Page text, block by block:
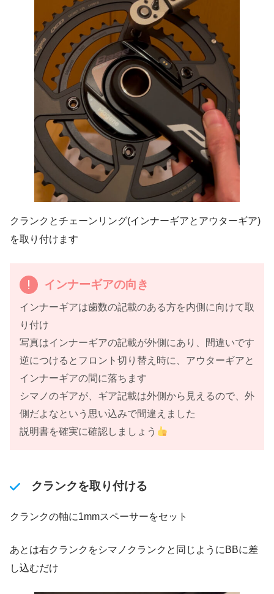
クランクとチェーンリング(インナーギアとアウターギア)
を取り付けます
インナーギアの向き
インナーギアは歯数の記載のある方を内側に向けて取
り付け
写真はインナーギアの記載が外側にあり、間違いです
逆につけるとフロント切り替え時に、アウターギアと
インナーギアの間に落ちます
シマノのギアが、ギア記載は外側から見えるので、外
側だよなという思い込みで間違えました
説明書を確実に確認しましょう
クランクを取り付ける
クランクの軸に1mmスペーサーをセット
あとは右クランクをシマノクランクと同じようにBBに差
し込むだけ